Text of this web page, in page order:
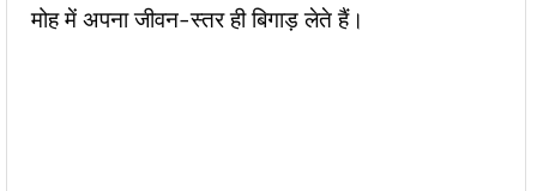
मोह में अपना जीवन-स्तर ही बिगाड़ लेते हैं।